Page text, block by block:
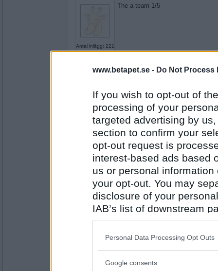
www.betapet.se - Do Not Process
If you wish to opt-out of
processing of your
targeted advertising by
section to confirm your
opt-out request is
interest-based ads based
us or personal
your opt-out. You may
disclosure of your
IAB’s list of downstream
also be disclosed by us
Downstream Participants
Please note that this
Personal Data Processing Opt Outs
Google consents
Antal inlägg: 221
The a-team 1/5
Antal inlägg: 383
The Handmaiden. 5/5.
Kan bara bli full pott. De två
fantastiskt, och regi, foto och
vanligt med Park Chan-Wook).
några konstiga filmiska grepp
utan uppenbar anledning) stör en
film. Men storyn! Hur den
vändningarna, gör detta till något
Försök hitta den oklippta
Baserad på en Engelsk bok, men
av Japan ockuperade Korea.
www.imdb.com/title/tt4016 934/
6972mona - Ej medlem längre
Antal inlägg:
Point Blank väldigt bra film att se